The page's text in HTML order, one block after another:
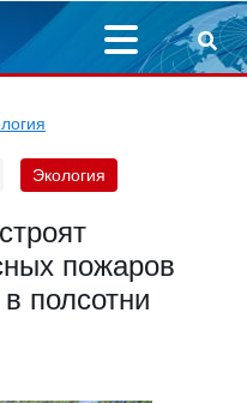
Экология
пожаров
полсотни